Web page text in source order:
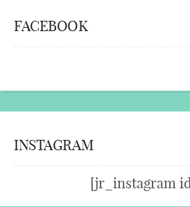
FACEBOOK
INSTAGRAM
[jr_instagram